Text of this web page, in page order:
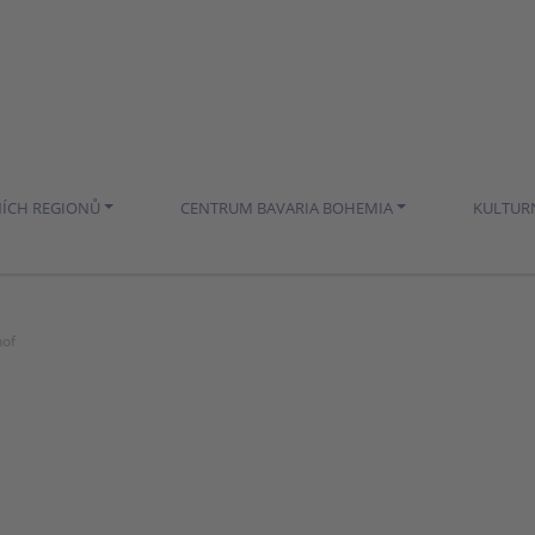
REGIONŮ CENTRUM BAVARIA BOHEMIA